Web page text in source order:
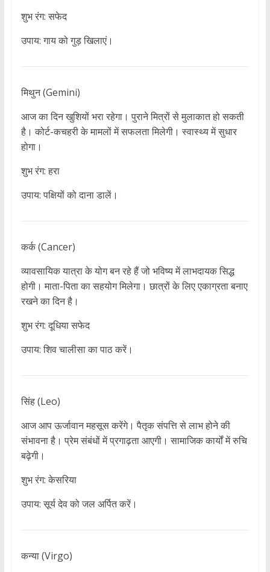
शुभ रंग: सफेद
उपाय: गाय को गुड़ खिलाएं।
मिथुन (Gemini)
आज का दिन खुशियों भरा रहेगा। पुराने मित्रों से मुलाकात हो सकती
है। कोर्ट-कचहरी के मामलों में सफलता मिलेगी। स्वास्थ्य में सुधार
होगा।
शुभ रंग: हरा
उपाय: पक्षियों को दाना डालें।
कर्क (Cancer)
व्यावसायिक यात्रा के योग बन रहे हैं जो भविष्य में लाभदायक सिद्ध
होगी। माता-पिता का सहयोग मिलेगा। छात्रों के लिए एकाग्रता बनाए
रखने का दिन है।
शुभ रंग: दूधिया सफेद
उपाय: शिव चालीसा का पाठ करें।
सिंह (Leo)
आज आप ऊर्जावान महसूस करेंगे। पैतृक संपत्ति से लाभ होने की
संभावना है। प्रेम संबंधों में प्रगाढ़ता आएगी। सामाजिक कार्यों में रुचि
बढ़ेगी।
शुभ रंग: केसरिया
उपाय: सूर्य देव को जल अर्पित करें।
कन्या (Virgo)